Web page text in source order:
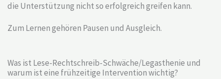
die Unterstützung nicht so erfolgreich greifen kann.
Zum Lernen gehören Pausen und Ausgleich.
Was ist Lese-Rechtschreib-Schwäche/Legasthenie und
warum ist eine frühzeitige Intervention wichtig?